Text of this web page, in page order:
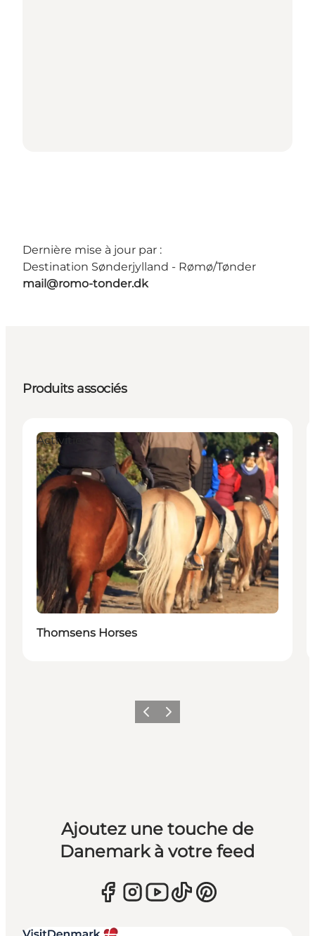
Dernière mise à jour par :
Destination Sønderjylland - Rømø/Tønder
mail@romo-tonder.dk
Produits associés
Activities
Thomsens Horses
PrécédentSuivant
Ajoutez une touche de
Danemark à votre feed